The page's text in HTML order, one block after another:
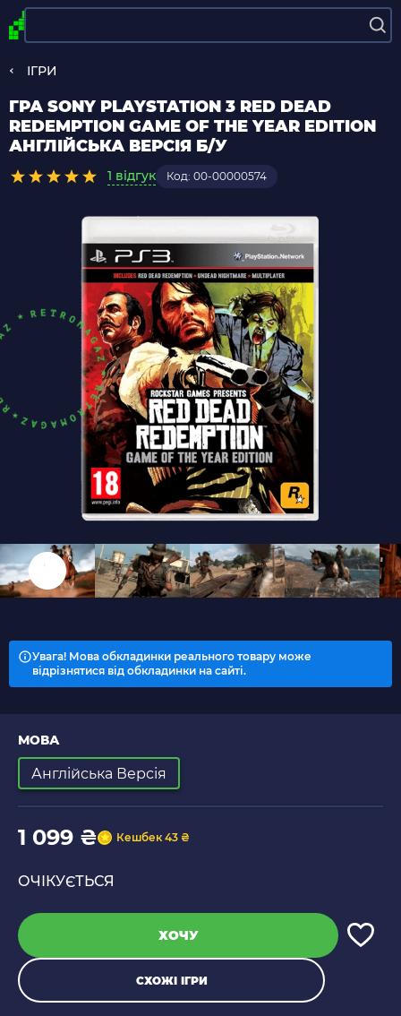
ІГРИ
ГРА SONY PLAYSTATION 3 RED DEAD
REDEMPTION GAME OF THE YEAR EDITION
АНГЛІЙСЬКА ВЕРСІЯ Б/У
1 відгук Код: 00-00000574
Увага! Мова обкладинки реального товару може
відрізнятися від обкладинки на сайті.
МОВА
Англійська Версія
1 099 ₴ Кешбек 43 ₴
ОЧІКУЄТЬСЯ
ХОЧУ
СХОЖІ ІГРИ